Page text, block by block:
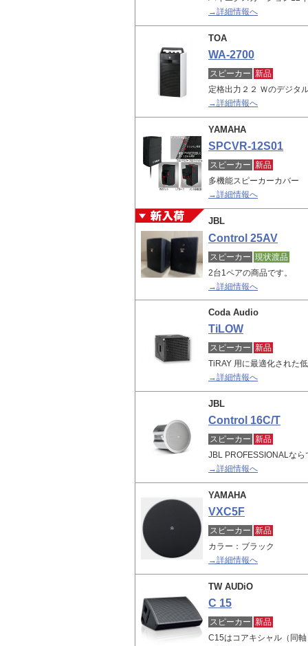
→詳細情報へ
TOA
WA-2700
スピーカー 新品
定格出力２２ Ｗのデジタ
→詳細情報へ
YAMAHA
SPCVR-12S01
スピーカー 新品
多機能スピーカーカバー
→詳細情報へ
JBL
Control 25AV
スピーカー 現状渡品
2台1ペアの商品です。
→詳細情報へ
Coda Audio
TiLOW
スピーカー 新品
TiRAY 用に最適化された
→詳細情報へ
JBL
Control 16C/T
スピーカー 新品
JBL PROFESSIONALな
→詳細情報へ
YAMAHA
VXC5F
スピーカー 新品
カラー：ブラック
→詳細情報へ
TW AUDiO
C 15
スピーカー 新品
C15はコアキシャル（同